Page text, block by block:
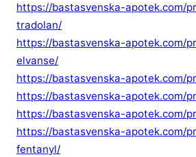
https://bastasvenska-apotek.com/
tradolan/
https://bastasvenska-apotek.com/
elvanse/
https://bastasvenska-apotek.com/
https://bastasvenska-apotek.com/
https://bastasvenska-apotek.com/
https://bastasvenska-apotek.com/
fentanyl/